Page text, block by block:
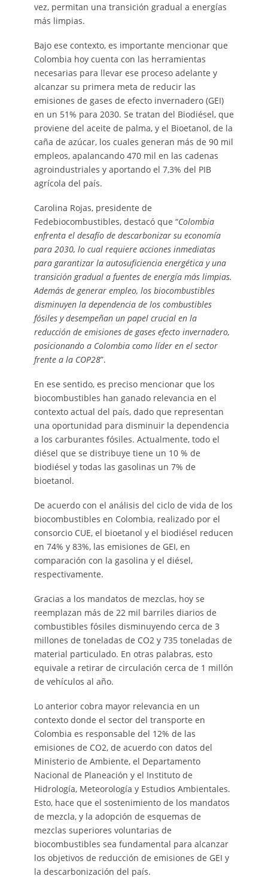
vez, permitan una transición gradual a energías
más limpias.
Bajo ese contexto, es importante mencionar que
Colombia hoy cuenta con las herramientas
necesarias para llevar ese proceso adelante y
alcanzar su primera meta de reducir las
emisiones de gases de efecto invernadero (GEI)
en un 51% para 2030. Se tratan del Biodiésel, que
proviene del aceite de palma, y el Bioetanol, de la
caña de azúcar, los cuales generan más de 90 mil
empleos, apalancando 470 mil en las cadenas
agroindustriales y aportando el 7,3% del PIB
agrícola del país.
Carolina Rojas, presidente de
Fedebiocombustibles, destacó que “Colombia
enfrenta el desafío de descarbonizar su economía
para 2030, lo cual requiere acciones inmediatas
para garantizar la autosuficiencia energética y una
transición gradual a fuentes de energía más limpias.
Además de generar empleo, los biocombustibles
disminuyen la dependencia de los combustibles
fósiles y desempeñan un papel crucial en la
reducción de emisiones de gases efecto invernadero,
posicionando a Colombia como líder en el sector
frente a la COP28”.
En ese sentido, es preciso mencionar que los
biocombustibles han ganado relevancia en el
contexto actual del país, dado que representan
una oportunidad para disminuir la dependencia
a los carburantes fósiles. Actualmente, todo el
diésel que se distribuye tiene un 10 % de
biodiésel y todas las gasolinas un 7% de
bioetanol.
De acuerdo con el análisis del ciclo de vida de los
biocombustibles en Colombia, realizado por el
consorcio CUE, el bioetanol y el biodiésel reducen
en 74% y 83%, las emisiones de GEI, en
comparación con la gasolina y el diésel,
respectivamente.
Gracias a los mandatos de mezclas, hoy se
reemplazan más de 22 mil barriles diarios de
combustibles fósiles disminuyendo cerca de 3
millones de toneladas de CO2 y 735 toneladas de
material particulado. En otras palabras, esto
equivale a retirar de circulación cerca de 1 millón
de vehículos al año.
Lo anterior cobra mayor relevancia en un
contexto donde el sector del transporte en
Colombia es responsable del 12% de las
emisiones de CO2, de acuerdo con datos del
Ministerio de Ambiente, el Departamento
Nacional de Planeación y el Instituto de
Hidrología, Meteorología y Estudios Ambientales.
Esto, hace que el sostenimiento de los mandatos
de mezcla, y la adopción de esquemas de
mezclas superiores voluntarias de
biocombustibles sea fundamental para alcanzar
los objetivos de reducción de emisiones de GEI y
la descarbonización del país.